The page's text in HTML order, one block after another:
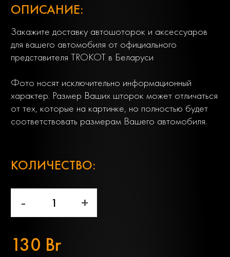
ОПИСАНИЕ:
Закажите доставку автошоторок и аксессуаров
для вашего автомобиля от официального
представителя TROKOT в Беларуси
Фото носят исключительно информационный
характер. Размер Ваших шторок может отличаться
от тех, которые на картинке, но полностью будет
соответствовать размерам Вашего автомобиля.
КОЛИЧЕСТВО:
- +
130 Br